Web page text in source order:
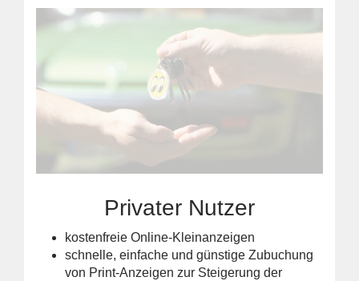
Privater Nutzer
kostenfreie Online-Kleinanzeigen
schnelle, einfache und günstige Zubuchung
von Print-Anzeigen zur Steigerung der